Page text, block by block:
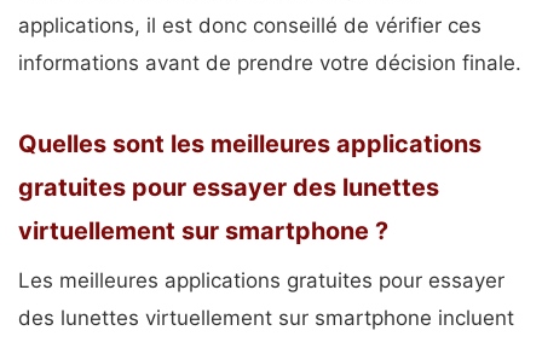
applications, il est donc conseillé de vérifier ces
informations avant de prendre votre décision finale.
Quelles sont les meilleures applications
gratuites pour essayer des lunettes
virtuellement sur smartphone ?
Les meilleures applications gratuites pour essayer
des lunettes virtuellement sur smartphone incluent